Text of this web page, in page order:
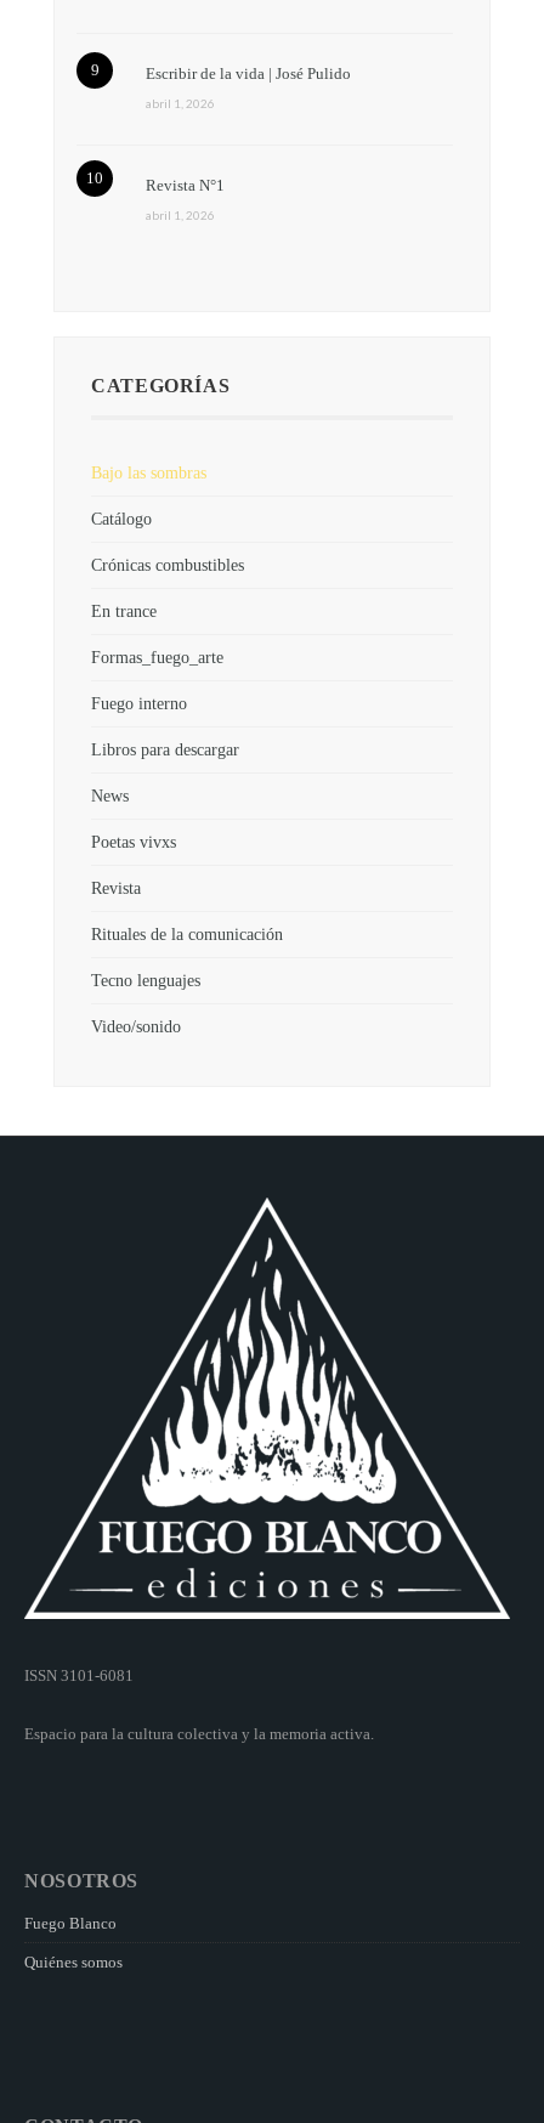
Escribir de la vida | José Pulido
abril 1, 2026
Revista N°1
abril 1, 2026
CATEGORÍAS
Bajo las sombras
Catálogo
Crónicas combustibles
En trance
Formas_fuego_arte
Fuego interno
Libros para descargar
News
Poetas vivxs
Revista
Rituales de la comunicación
Tecno lenguajes
Video/sonido
ISSN 3101-6081
Espacio para la cultura colectiva y la memoria activa.
NOSOTROS
Fuego Blanco
Quiénes somos